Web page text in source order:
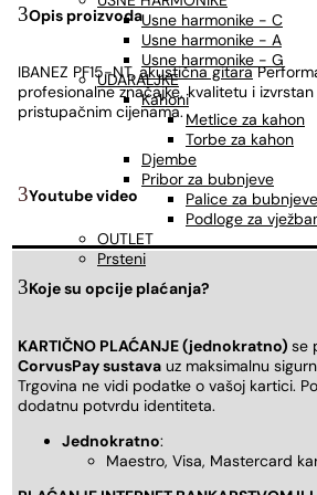
Usne harmonike - C
Usne harmonike - A
Usne harmonike - G
UDARALJKE
Kahoni
Metlice za kahon
Torbe za kahon
Djembe
Pribor za bubnjeve
Palice za bubnjeve
Podloge za
OUTLET
Prsteni
Opis proizvoda
IBANEZ PF15-NT,akustična gitara
profesionalne značajke, kvalitetu i
pristupačnim cijenama.
Youtube video
Koje su opcije plaćanja?
KARTIČNO PLAĆANJE (jednokratno) se
CorvusPay sustava uz maksimalnu
Trgovina ne vidi podatke o vašoj kartici.
dodatnu potvrdu identiteta.
Jednokratno:
Maestro, Visa, Mastercard